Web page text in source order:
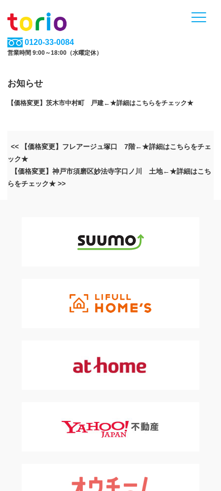
0120-33-0084
営業時間 9:00～18:00（水曜定休）
お知らせ
【価格変更】茨木市中村町 戸建←★詳細はこちらをチェック★
<< 【価格変更】フレアージュ塚口 7階←★詳細はこちらをチェ
ック★
【価格変更】神戸市須磨区妙法寺字口ノ川 土地←★詳細はこち
らをチェック★ >>